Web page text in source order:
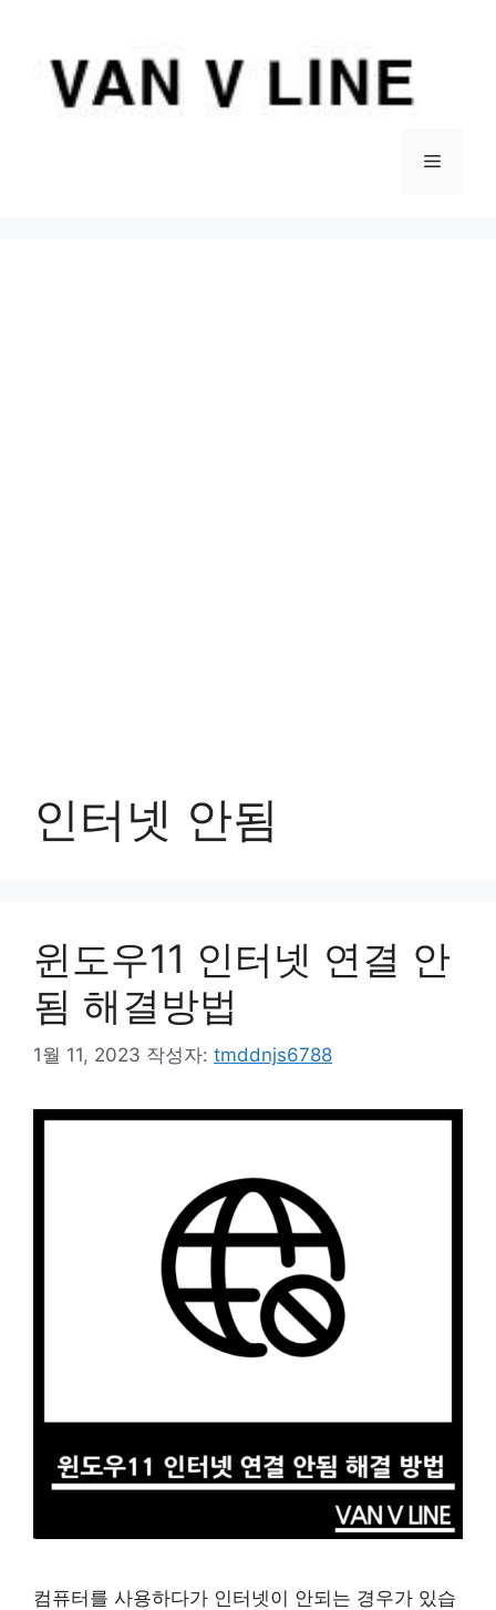
메
인터넷 안됨
윈도우11 인터넷 연결 안
됨 해결방법
1월 11, 2023 작성자: tmddnjs6788
컴퓨터를 사용하다가 인터넷이 안되는 경우가 있습